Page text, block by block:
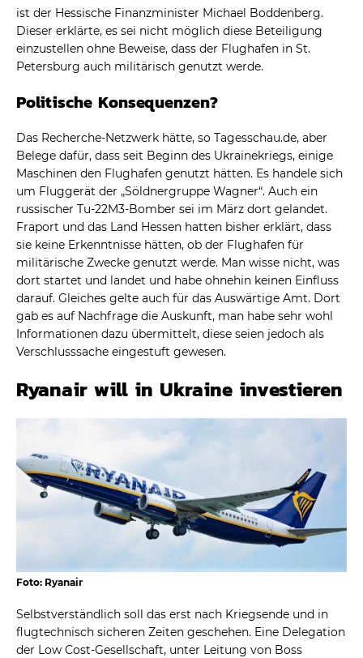
ist der Hessische Finanzminister Michael Boddenberg.
Dieser erklärte, es sei nicht möglich diese Beteiligung
einzustellen ohne Beweise, dass der Flughafen in St.
Petersburg auch militärisch genutzt werde.
Politische Konsequenzen?
Das Recherche-Netzwerk hätte, so Tagesschau.de, aber
Belege dafür, dass seit Beginn des Ukrainekriegs, einige
Maschinen den Flughafen genutzt hätten. Es handele sich
um Fluggerät der „Söldnergruppe Wagner“. Auch ein
russischer Tu-22M3-Bomber sei im März dort gelandet.
Fraport und das Land Hessen hatten bisher erklärt, dass
sie keine Erkenntnisse hätten, ob der Flughafen für
militärische Zwecke genutzt werde. Man wisse nicht, was
dort startet und landet und habe ohnehin keinen Einfluss
darauf. Gleiches gelte auch für das Auswärtige Amt. Dort
gab es auf Nachfrage die Auskunft, man habe sehr wohl
Informationen dazu übermittelt, diese seien jedoch als
Verschlusssache eingestuft gewesen.
Ryanair will in Ukraine investieren
Foto: Ryanair
Selbstverständlich soll das erst nach Kriegsende und in
flugtechnisch sicheren Zeiten geschehen. Eine Delegation
der Low Cost-Gesellschaft, unter Leitung von Boss